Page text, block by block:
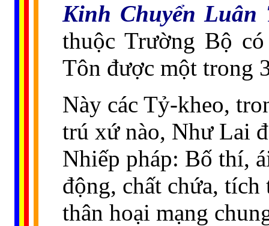
Kinh Chuyển Luân
thuộc Trường Bộ
Tôn được một trong
Này các Tỷ-kheo,
trú xứ nào, Như Lai
Nhiếp pháp: Bố thí,
động, chất chứa,
thân hoại mạng